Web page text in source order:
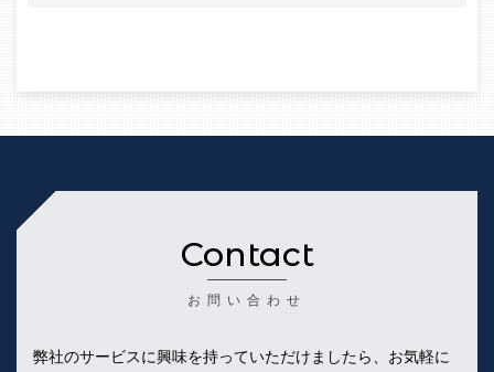
Contact
お問い合わせ
弊社のサービスに興味を持っていただけましたら、お気軽に